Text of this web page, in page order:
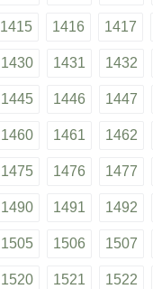
1415 1416 1417
1430 1431 1432
1445 1446 1447
1460 1461 1462
1475 1476 1477
1490 1491 1492
1505 1506 1507
1520 1521 1522